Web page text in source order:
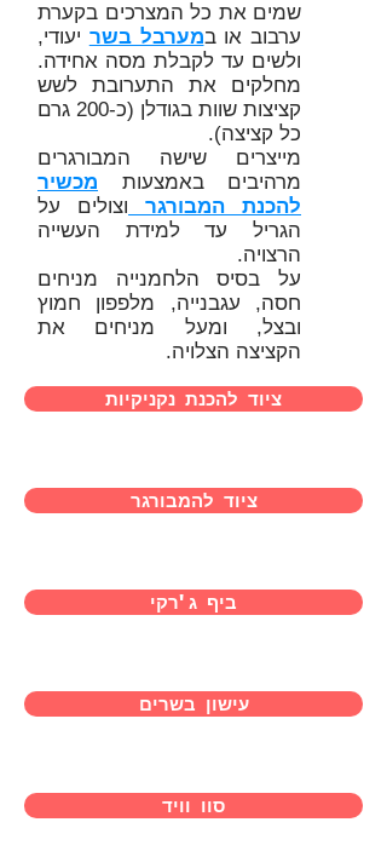
שמים את כל המצרכים בקערת
ערבוב או במערבל בשר יעודי,
ולשים עד לקבלת מסה אחידה.
מחלקים את התערובת לשש
קציצות שוות בגודלן (כ-200 גרם
כל קציצה).
מייצרים שישה המבורגרים
מרהיבים באמצעות מכשיר
להכנת המבורגר וצולים על
הגריל עד למידת העשייה
הרצויה.
על בסיס הלחמנייה מניחים
חסה, עגבנייה, מלפפון חמוץ
ובצל, ומעל מניחים את
הקציצה הצלויה.
ציוד להכנת נקניקיות
ציוד להמבורגר
ביף ג'רקי
עישון בשרים
סוו וויד